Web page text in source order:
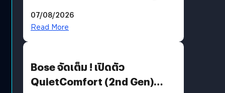
มีภาษาไทยด้วย
07/08/2026
Read More
Bose จัดเต็ม ! เปิดตัว
QuietComfort (2nd Gen)